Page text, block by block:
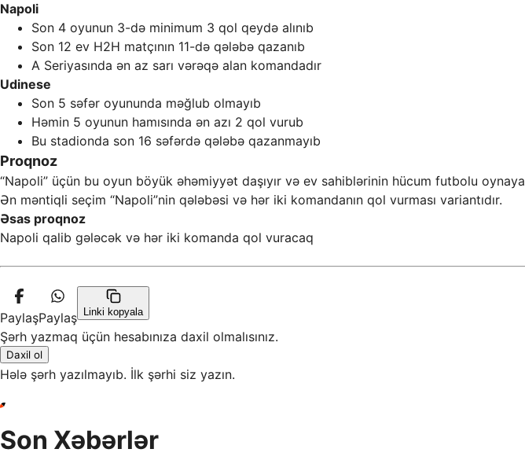
Napoli
Son 4 oyunun 3-də minimum 3 qol qeydə alınıb
Son 12 ev H2H matçının 11-də qələbə qazanıb
A Seriyasında ən az sarı vərəqə alan komandadır
Udinese
Son 5 səfər oyununda məğlub olmayıb
Həmin 5 oyunun hamısında ən azı 2 qol vurub
Bu stadionda son 16 səfərdə qələbə qazanmayıb
Proqnoz
“Napoli” üçün bu oyun böyük əhəmiyyət daşıyır və ev sahiblərinin hücum futbolu
Ən məntiqli seçim “Napoli”nin qələbəsi və hər iki komandanın qol vurması variantıdır.
Əsas proqnoz
Napoli qalib gələcək və hər iki komanda qol vuracaq
PaylaşPaylaş Linki kopyala
Şərh yazmaq üçün hesabınıza daxil olmalısınız.
Daxil ol
Hələ şərh yazılmayıb. İlk şərhi siz yazın.
Son Xəbərlər